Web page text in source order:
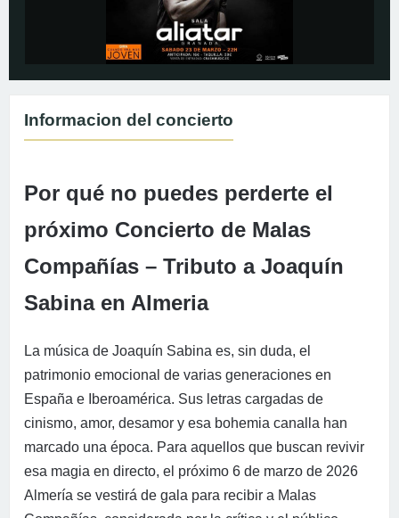
Informacion del concierto
Por qué no puedes perderte el
próximo Concierto de Malas
Compañías – Tributo a Joaquín
Sabina en Almeria
La música de Joaquín Sabina es, sin duda, el
patrimonio emocional de varias generaciones en
España e Iberoamérica. Sus letras cargadas de
cinismo, amor, desamor y esa bohemia canalla han
marcado una época. Para aquellos que buscan revivir
esa magia en directo, el próximo 6 de marzo de 2026
Almería se vestirá de gala para recibir a Malas